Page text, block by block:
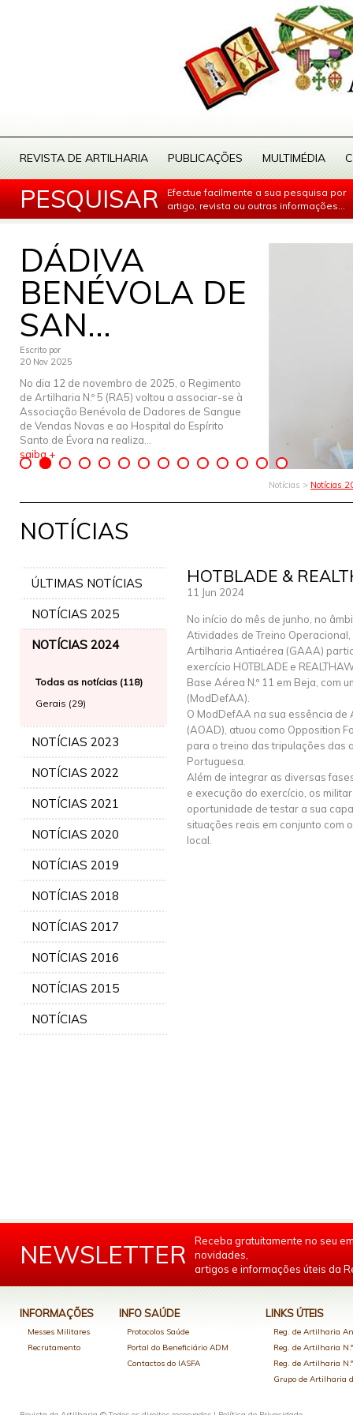
REVISTA DE ARTILHARIA PUBLICAÇÕES MULTIMÉDIA
PESQUISAR
Efectue facilmente a sua pesquisa por
artigo, revista ou outras informações...
DÁDIVA
BENÉVOLA DE
SAN...
Escrito por
20 Nov 2025
No dia 12 de novembro de 2025, o Regimento
de Artilharia N.º 5 (RA5) voltou a associar-se à
Associação Benévola de Dadores de Sangue
de Vendas Novas e ao Hospital do Espírito
Santo de Évora na realiza...
saiba +
Notícias > Notícias
NOTÍCIAS
ÚLTIMAS NOTÍCIAS
NOTÍCIAS 2025
NOTÍCIAS 2024
Todas as notícias (118)
Gerais (29)
NOTÍCIAS 2023
NOTÍCIAS 2022
NOTÍCIAS 2021
NOTÍCIAS 2020
NOTÍCIAS 2019
NOTÍCIAS 2018
NOTÍCIAS 2017
NOTÍCIAS 2016
NOTÍCIAS 2015
NOTÍCIAS
HOTBLADE &
11 Jun 2024
No início do mês de junho, no
Atividades de Treino Operacional,
Artilharia Antiaérea (GAAA)
exercício HOTBLADE e
Base Aérea N.º 11 em Beja, com
(ModDefAA).
O ModDefAA na sua essência
(AOAD), atuou como Opposition
para o treino das tripulações das
Portuguesa.
Além de integrar as diversas
e execução do exercício, os
oportunidade de testar a sua
situações reais em conjunto com
local.
NEWSLETTER
Receba gratuitamente no seu
novidades,
artigos e informações úteis da
INFORMAÇÕES
Messes Militares
Recrutamento
INFO SAÚDE
Protocolos Saúde
Portal do Beneficiário ADM
Contactos do IASFA
LINKS ÚTEIS
Reg. de Artilharia
Reg. de Artilharia
Reg. de Artilharia
Grupo de Artilharia